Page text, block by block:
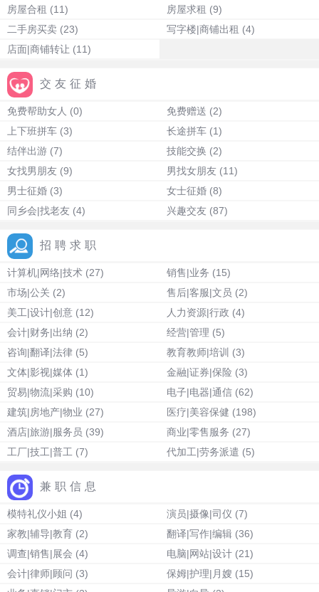
房屋合租 (11) 房屋求租 (9)
二手房买卖 (23) 写字楼|商铺出租 (4)
店面|商铺转让 (11)
交友征婚
免费帮助女人 (0) 免费赠送 (2)
上下班拼车 (3) 长途拼车 (1)
结伴出游 (7) 技能交换 (2)
女找男朋友 (9) 男找女朋友 (11)
男士征婚 (3) 女士征婚 (8)
同乡会|找老友 (4) 兴趣交友 (87)
招聘求职
计算机|网络|技术 (27) 销售|业务 (15)
市场|公关 (2) 售后|客服|文员 (2)
美工|设计|创意 (12) 人力资源|行政 (4)
会计|财务|出纳 (2) 经营|管理 (5)
咨询|翻译|法律 (5) 教育教师|培训 (3)
文体|影视|媒体 (1) 金融|证券|保险 (3)
贸易|物流|采购 (10) 电子|电器|通信 (62)
建筑|房地产|物业 (27) 医疗|美容保健 (198)
酒店|旅游|服务员 (39) 商业|零售服务 (27)
工厂|技工|普工 (7) 代加工|劳务派遣 (5)
兼职信息
模特礼仪小姐 (4) 演员|摄像|司仪 (7)
家教|辅导|教育 (2) 翻译|写作|编辑 (36)
调查|销售|展会 (4) 电脑|网站|设计 (21)
会计|律师|顾问 (3) 保姆|护理|月嫂 (15)